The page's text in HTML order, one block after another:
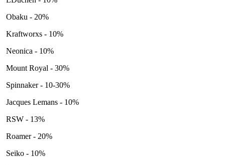
Obaku - 20%
Kraftworxs - 10%
Neonica - 10%
Mount Royal - 30%
Spinnaker - 10-30%
Jacques Lemans - 10%
RSW - 13%
Roamer - 20%
Seiko - 10%